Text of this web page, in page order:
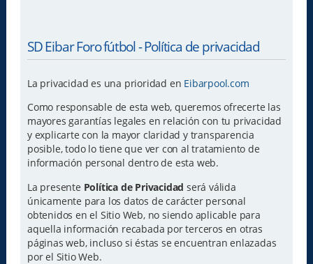
SD Eibar Foro fútbol - Política de privacidad
La privacidad es una prioridad en Eibarpool.com
Como responsable de esta web, queremos ofrecerte las
mayores garantías legales en relación con tu privacidad
y explicarte con la mayor claridad y transparencia
posible, todo lo tiene que ver con al tratamiento de
información personal dentro de esta web.
La presente Política de Privacidad será válida
únicamente para los datos de carácter personal
obtenidos en el Sitio Web, no siendo aplicable para
aquella información recabada por terceros en otras
páginas web, incluso si éstas se encuentran enlazadas
por el Sitio Web.